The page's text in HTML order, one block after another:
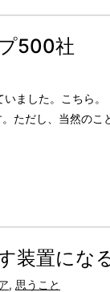
500社
ました。こちら
ただし、当然の
装置にな
, 思うこと